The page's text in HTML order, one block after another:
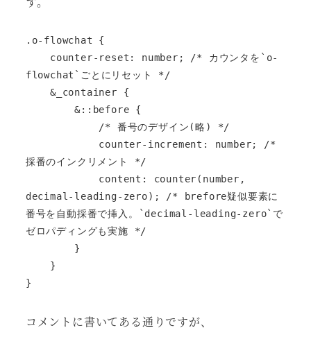
.o-flowchat {
flowchat`ごとにリセット */
        &::before {
採番のインクリメント */
decimal-leading-zero); /* brefore疑似要素に
番号を自動採番で挿入。`decimal-leading-zero`で
ゼロパディングも実施 */
}
コメントに書いてある通りですが、